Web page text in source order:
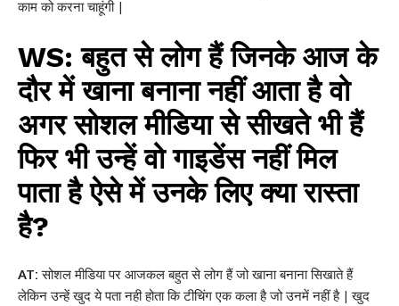
काम को करना चाहूंगी |
WS: बहुत से लोग हैं जिनके आज के
दौर में खाना बनाना नहीं आता है वो
अगर सोशल मीडिया से सीखते भी हैं
फिर भी उन्हें वो गाइडेंस नहीं मिल
पाता है ऐसे में उनके लिए क्या रास्ता
है?
AT: सोशल मीडिया पर आजकल बहुत से लोग हैं जो खाना बनाना सिखाते हैं
लेकिन उन्हें खुद ये पता नही होता कि टीचिंग एक कला है जो उनमें नहीं है | खुद